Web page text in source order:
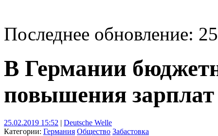
Последнее обновление:
В Германии
повышения зарплат
25.02.2019 15:52 | Deutsche Welle
Категории: Германия Общество Забастовка